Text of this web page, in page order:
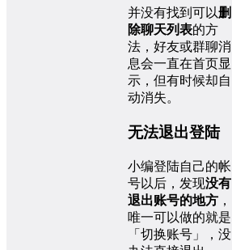
并没有找到可以删
除聊天列表的方
法，好友或群聊消
息会一直在首页显
示，但有时候却自
动消失。
无法退出登陆
小编登陆自己的帐
号以后，发现没有
退出账号的地方 ，
唯一可以做的就是
「切换账号」，没